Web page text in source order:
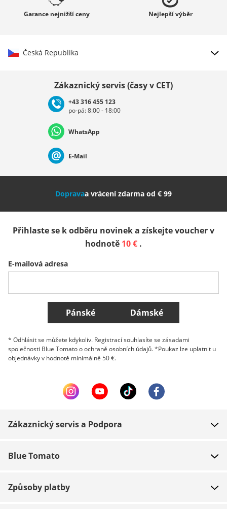
Garance nejnižší ceny Nejlepšívýběr
Česká Republika
Deutschland Österreich
Nederland Italia (Italiano) Italien (Deutsch)
Slovenija
Belgique (Français) Danmark Norge
Všechny země
Zákaznický servis (časy v CET)
+43 316 455 123
po-pá: 8:00 - 18:00
WhatsApp
E-Mail
Dopravaa vrácení zdarma od € 99
Přihlaste se k odběru novinek a získejte voucher v
hodnotě 10 € .
E-mailová adresa
Pánské Dámské
* Odhlásit se můžete kdykoliv. Registrací souhlasíte se zásadami
společnosti Blue Tomato o ochraně osobních údajů. *Poukaz lze uplatnit u
objednávky v hodnotě minimálně 50 €.
Zákaznický servis a Podpora
Platba
Blue Tomato
Způsoby platby